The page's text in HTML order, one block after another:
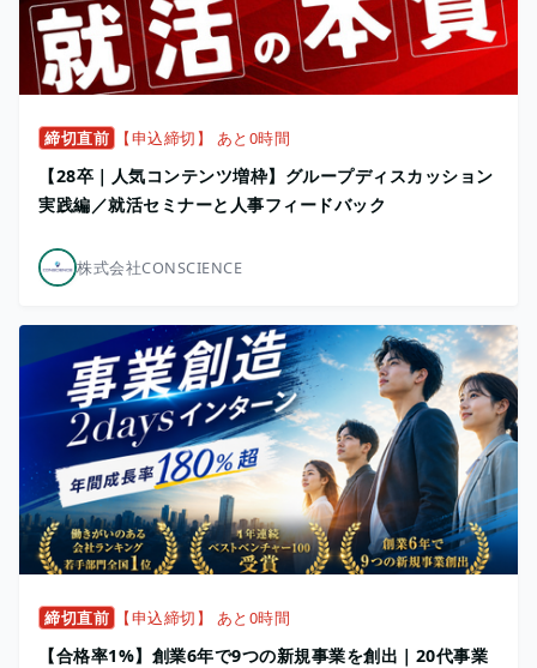
締切直前 【申込締切】 あと0時間
【28卒｜人気コンテンツ増枠】グループディスカッション
実践編／就活セミナーと人事フィードバック
株式会社CONSCIENCE
締切直前 【申込締切】 あと0時間
【合格率1%】創業6年で9つの新規事業を創出｜20代事業